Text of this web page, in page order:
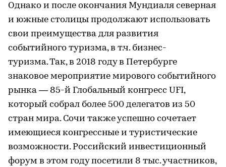
Однако и после окончания Мундиаля северная
и южные столицы продолжают использовать
свои преимущества для развития
событийного туризма, в т.ч. бизнес-
туризма. Так, в 2018 году в Петербурге
знаковое мероприятие мирового событийного
рынка — 85-й Глобальный конгресс UFI,
который собрал более 500 делегатов из 50
стран мира. Сочи также успешно сочетает
имеющиеся конгрессные и туристические
возможности. Российский инвестиционный
форум в этом году посетили 8 тыс. участников,